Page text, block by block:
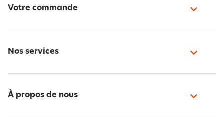
Votre commande
Nos services
À propos de nous